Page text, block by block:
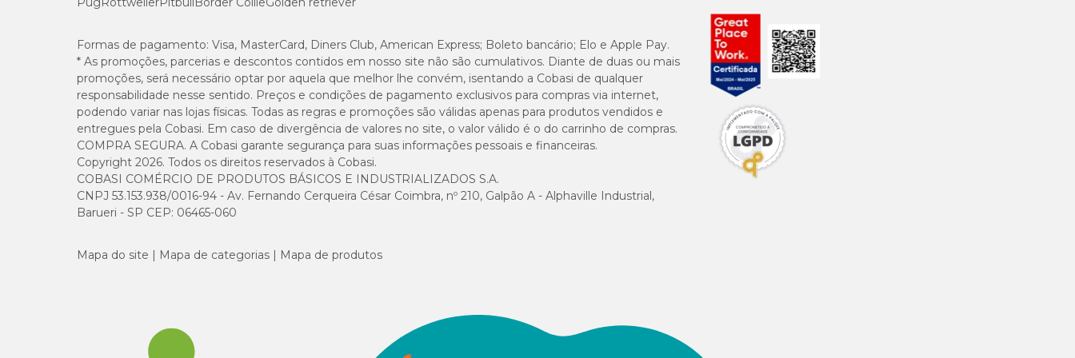
Cálcio (máx.)
Cálcio (mín.) 0,70% 7.000mg/kg
Fósforo (mín.) 0,55% 5.500mg/kg
Sódio (mín.) 0,20% 2.000mg/kg
Potássio (mín.) 5.800mg/kg
Ômega 6 (mín.) 2,00%
0,50%
Formas de pagamento: Visa, MasterCard, Diners Club, American Express; Boleto bancário; Elo e Apple Pay.
* As promoções, parcerias e descontos contidos em nosso site não são cumulativos. Diante de duas ou mais
promoções, será necessário optar por aquela que melhor lhe convém, isentando a Cobasi de qualquer
responsabilidade nesse sentido. Preços e condições de pagamento exclusivos para compras via internet,
podendo variar nas lojas físicas. Todas as regras e promoções são válidas apenas para produtos vendidos e
entregues pela Cobasi. Em caso de divergência de valores no site, o valor válido é o do carrinho de compras.
COMPRA SEGURA. A Cobasi garante segurança para suas informações pessoais e financeiras.
Copyright 2026. Todos os direitos reservados à Cobasi.
COBASI COMÉRCIO DE PRODUTOS BÁSICOS E INDUSTRIALIZADOS S.A.
CNPJ 53.153.938/0016-94 - Av. Fernando Cerqueira César Coimbra, nº 210, Galpão A - Alphaville Industrial,
Barueri - SP CEP: 06465-060
Mapa do site Mapa de categorias Mapa de produtos